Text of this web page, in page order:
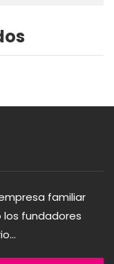
familiar
los fundadores